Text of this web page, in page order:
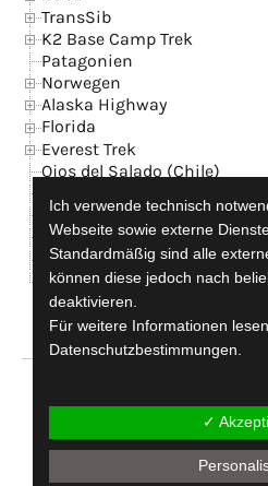
TransSib
K2 Base Camp Trek
Patagonien
Norwegen
Alaska Highway
Florida
Everest Trek
Ojos del Salado (Chile)
News
Kontakt + GB
Datenschutzerklärung
Impressum
travel-addicted
Copyright © 2026
Ich verwende technisch
Webseite sowie externe
Standardmäßig sind alle
können diese jedoch nach
deaktivieren.
Für weitere Informationen
Datenschutzbestimmungen.
✓